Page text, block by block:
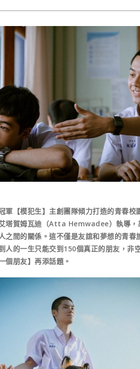
軍【模犯生】主創團隊傾力打造的青春校
塔賀姆瓦迪（Atta Hemwadee）執導，
之間的關係。這不僅是友誼和夢想的青春
人的一生只能交到150個真正的朋友，非
個朋友】再添話題。